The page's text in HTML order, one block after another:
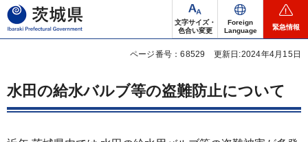
茨城県
文字サイズ・
色合い変更
Foreign
Language
緊急情報
ページ番号：68529 更新日:2024年4月15日
水田の給水バルブ等の盗難防止について